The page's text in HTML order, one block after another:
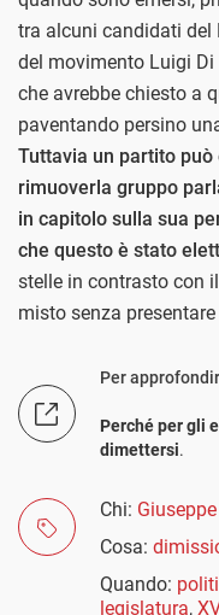
tra alcuni candidati del
del movimento Luigi
che avrebbe chiesto a
paventando persino
Tuttavia un partito
rimuoverla gruppo
in capitolo sulla sua
che questo è stato
stelle in contrasto con
misto senza
Per
Perché per gli
dimettersi.
Chi:
Cosa:
Quando:
legislatura,